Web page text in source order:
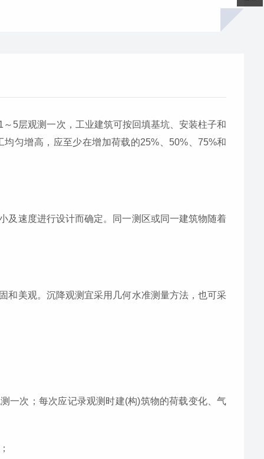
5层观测一次，工业建筑可按回填基坑、安装柱子和
匀增高，应至少在增加荷载的25%、50%、75%和
及速度进行设计而确定。同一测区或同一建筑物随着
和美观。沉降观测宜采用几何水准测量方法，也可采
一次；每次应记录观测时建(构)筑物的荷载变化、气